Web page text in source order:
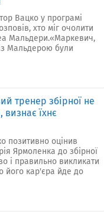
Вацко у програмі
хто міг очолити
Мальдери.«Маркевич,
Мальдерою були
тренер збірної не
визнає їхнє
позитивно оцінив
Ярмоленка до збірної
і правильно викликати
його кар'єра йде до